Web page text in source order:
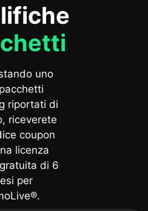
uno
riportati di
riceverete
coupon
licenza
di 6
per